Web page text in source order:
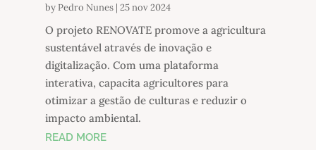
by Pedro Nunes| 25 nov 2024
O projeto RENOVATE promove a agricultura
sustentável através de inovação e
digitalização. Com uma plataforma
interativa, capacita agricultores para
otimizar a gestão de culturas e reduzir o
impacto ambiental.
READ MORE